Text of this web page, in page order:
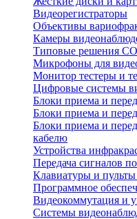
Видеорегистраторы
Объективы
Камеры
Типовые решения
Микрофоны для
Монитор тестеры и
Цифровые системы
Блоки приема и
Блоки приема и
Блоки приема и
кабелю
Устройства
Передача сигналов
Клавиатуры и
Программное
Видеокоммутация и
Системы